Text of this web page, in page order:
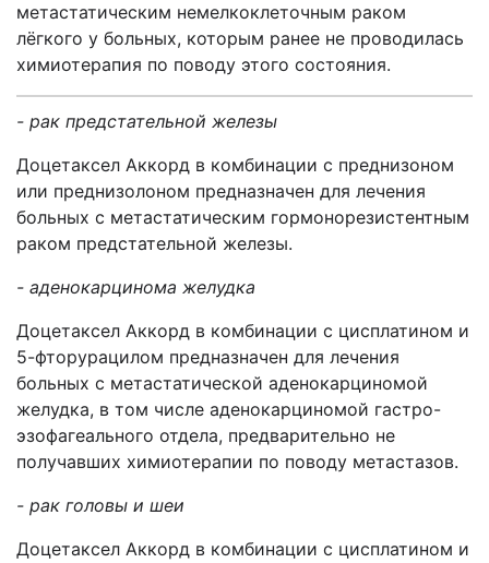
метастатическим немелкоклеточным раком
лёгкого у больных, которым ранее не проводилась
химиотерапия по поводу этого состояния.
- рак предстательной железы
Доцетаксел Аккорд в комбинации с преднизоном
или преднизолоном предназначен для лечения
больных с метастатическим гормонорезистентным
раком предстательной железы.
- аденокарцинома желудка
Доцетаксел Аккорд в комбинации с цисплатином и
5-фторурацилом предназначен для лечения
больных с метастатической аденокарциномой
желудка, в том числе аденокарциномой гастро-
эзофагеального отдела, предварительно не
получавших химиотерапии по поводу метастазов.
- рак головы и шеи
Доцетаксел Аккорд в комбинации с цисплатином и